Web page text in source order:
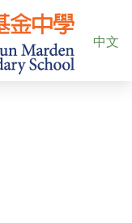
Select
中文